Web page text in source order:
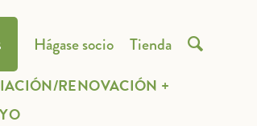
Hágase socio Tienda 
RENOVACIÓN +